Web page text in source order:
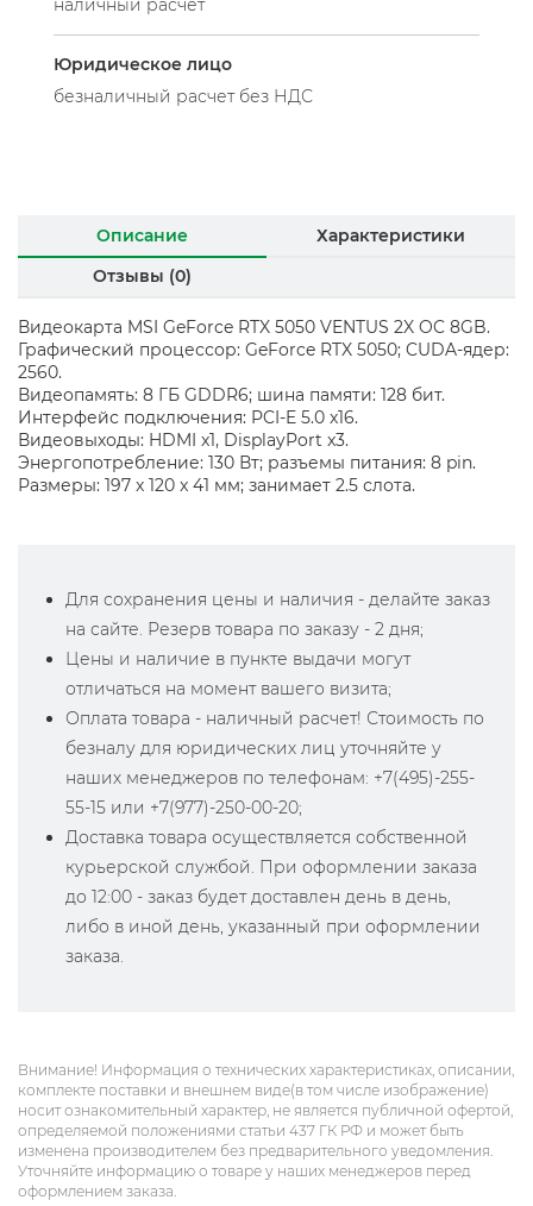
наличный расчет
Юридическое лицо
безналичный расчет без НДС
Описание
Характеристики
Отзывы (0)
Видеокарта MSI GeForce RTX 5050 VENTUS 2X OC 8GB.
Графический процессор: GeForce RTX 5050; CUDA-ядер:
2560.
Видеопамять: 8 ГБ GDDR6; шина памяти: 128 бит.
Интерфейс подключения: PCI-E 5.0 x16.
Видеовыходы: HDMI x1, DisplayPort x3.
Энергопотребление: 130 Вт; разъемы питания: 8 pin.
Размеры: 197 x 120 x 41 мм; занимает 2.5 слота.
Для сохранения цены и наличия - делайте заказ
на сайте. Резерв товара по заказу - 2 дня;
Цены и наличие в пункте выдачи могут
отличаться на момент вашего визита;
Оплата товара - наличный расчет! Стоимость по
безналу для юридических лиц уточняйте у
наших менеджеров по телефонам: +7(495)-255-
55-15 или +7(977)-250-00-20;
Доставка товара осуществляется собственной
курьерской службой. При оформлении заказа
до 12:00 - заказ будет доставлен день в день,
либо в иной день, указанный при оформлении
заказа.
Внимание! Информация о технических характеристиках, описании,
комплекте поставки и внешнем виде(в том числе изображение)
носит ознакомительный характер, не является публичной офертой,
определяемой положениями статьи 437 ГК РФ и может быть
изменена производителем без предварительного уведомления.
Уточняйте информацию о товаре у наших менеджеров перед
оформлением заказа.